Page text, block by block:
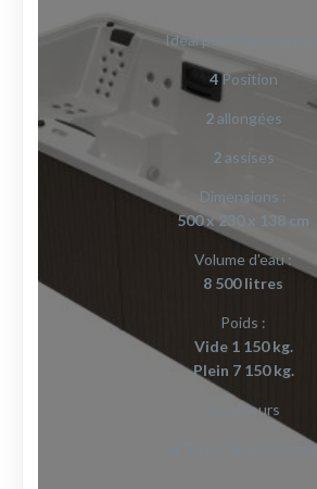
Idéal pour
4Position
2allongées
2assises
Dimensions :
500 x 230 x 138 cm
Volume d'eau :
8 500 litres
Poids :
Vide 1 150 kg.
Plein 7 150 kg.
Couleurs
Types de massages